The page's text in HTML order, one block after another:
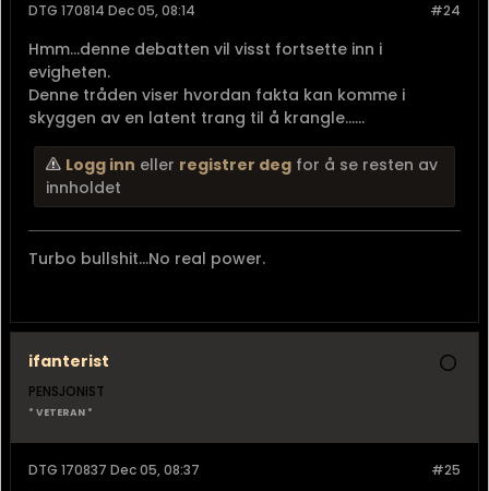
#24
DTG 170814 Dec 05, 08:14
Hmm...denne debatten vil visst fortsette inn i
evigheten.
Denne tråden viser hvordan fakta kan komme i
skyggen av en latent trang til å krangle......
Logg inn eller registrer deg for å se resten av
innholdet
Turbo bullshit...No real power.
ifanterist
PENSJONIST
* VETERAN *
#25
DTG 170837 Dec 05, 08:37